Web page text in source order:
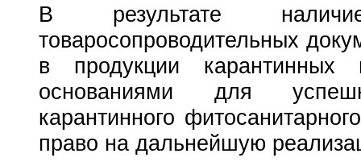
В результате
товаросопроводительных
в продукции карантинных
основаниями для
карантинного
право на дальнейшую